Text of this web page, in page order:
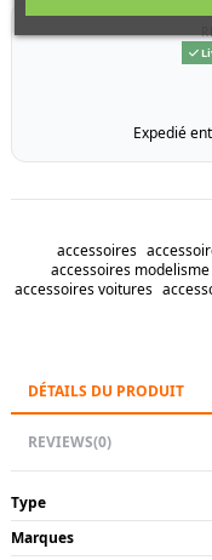
Expedié
accessoires
accessoires modelisme
accessoires voitures
DÉTAILS DU PRODUIT
REVIEWS(0)
Type
Marques